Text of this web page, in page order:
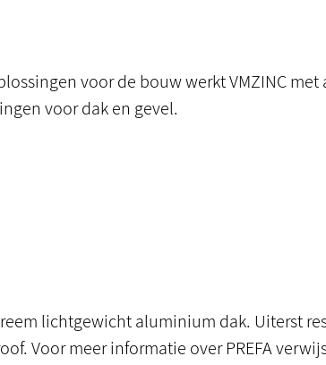
voor de bouw werkt VMZINC
voor dak en gevel.
lichtgewicht aluminium dak. Uiterst
Voor meer informatie overPREFA